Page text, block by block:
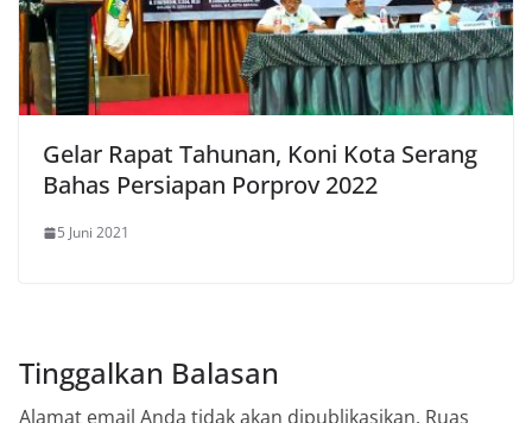
Gelar Rapat Tahunan, Koni Kota Serang
Bahas Persiapan Porprov 2022
5 Juni 2021
Tinggalkan Balasan
Alamat email Anda tidak akan dipublikasikan. Ruas